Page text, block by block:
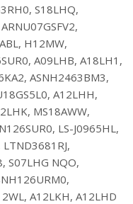
S18LHQ,
H12MW,
A09LHB, A18LH1,
ASNH2463BM3,
A12LHH,
MS18AWW,
LS-J0965HL,
S07LHG NQO,
A12LKH, A12LHD